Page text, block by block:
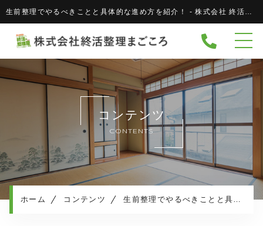
生前整理でやるべきことと具体的な進め方を紹介！ - 株式会社 終活整理まごころ株式会社 終活整理まごころ
当社について
協力企業
キャンペーン
サービスメニュー
実績紹介
サービスの流れ
コンテンツ
CONTENTS
ホーム コンテンツ 生前整理でやるべきことと具体的な進め方を紹介！